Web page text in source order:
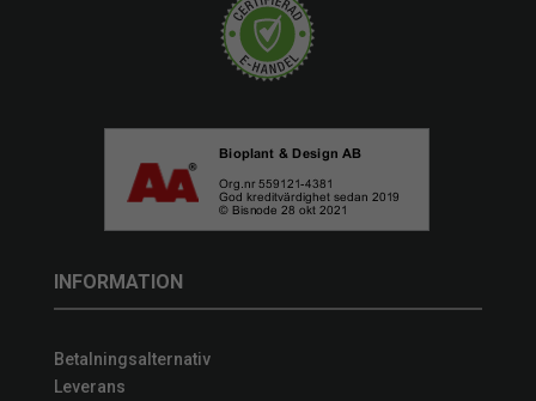
INFORMATION
Betalningsalternativ
Leverans